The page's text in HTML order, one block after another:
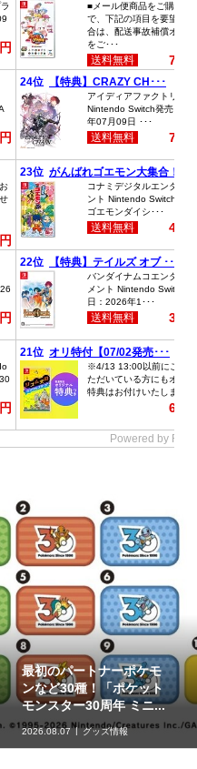
最初のパートナーポケモ
ンなど30種！「ポケット
モンスター30周年 ミニ...
2026.08.07 グッズ情報